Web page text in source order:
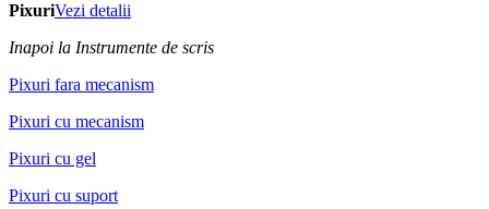
PixuriVezi detalii
Inapoi la Instrumente de scris
Pixuri fara mecanism
Pixuri cu mecanism
Pixuri cu gel
Pixuri cu suport